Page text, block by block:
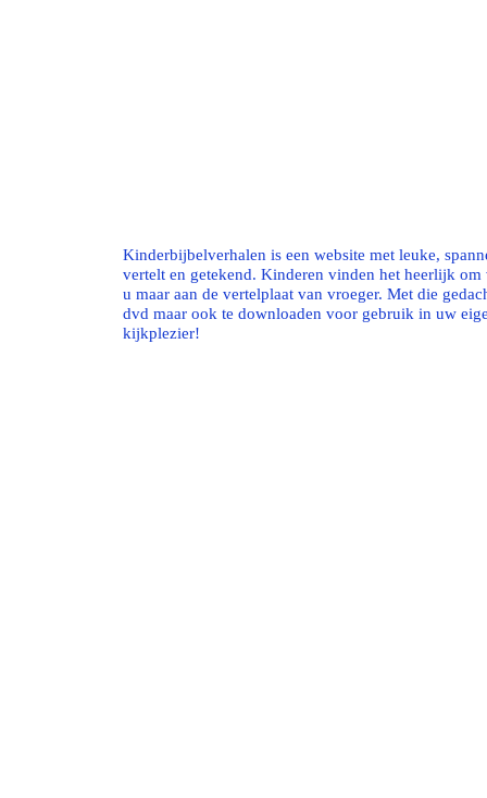
Kinderbijbelverhalen is een website met leuke,
vertelt en getekend. Kinderen vinden het heerlijk
u maar aan de vertelplaat van vroeger. Met die
dvd maar ook te downloaden voor gebruik in uw
kijkplezier!